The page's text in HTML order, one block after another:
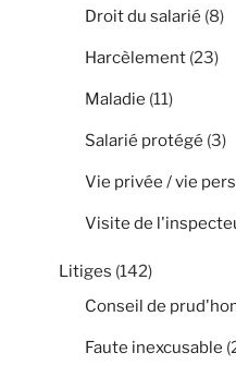
Droit du salarié (8)
Harcèlement (23)
Maladie (11)
Salarié protégé (3)
Vie privée / vie
Visite de
Litiges (142)
Conseil de
Faute inexcusable